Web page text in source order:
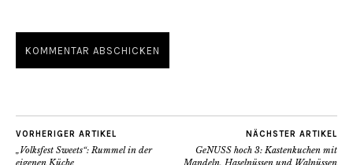
VORHERIGER ARTIKEL
„Volksfest Sweets“: Rummel in der
eigenen Küche
NÄCHSTER ARTIKEL
GeNUSS hoch 3: Kastenkuchen mit
Mandeln, Haselnüssen und Walnüssen